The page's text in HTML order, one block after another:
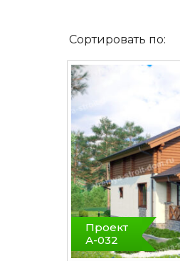
Сортировать по:
Проект
А-032